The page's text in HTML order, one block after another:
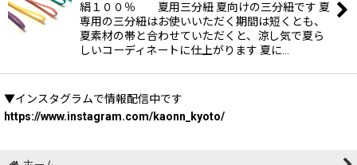
絹１００％ 夏用三分紐 夏向けの三分紐です 夏
専用の三分紐はお使いいただく期間は短くとも、
夏素材の帯と合わせていただくと、涼し気で夏ら
しいコーディネートに仕上がります 夏に…
▼インスタグラムで情報配信中です
https://www.instagram.com/kaonn_kyoto/